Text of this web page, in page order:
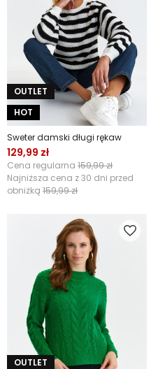
OUTLET
HOT
Sweter damski długi rękaw
129,99 zł
Cena regularna 159,99 zł
Najniższa cena z 30 dni przed
obniżką 159,99 zł
OUTLET